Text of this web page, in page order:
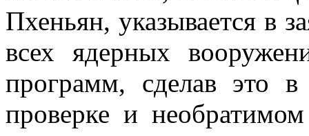
Пхеньян, указывается в
всех ядерных
программ, сделав это
проверке и